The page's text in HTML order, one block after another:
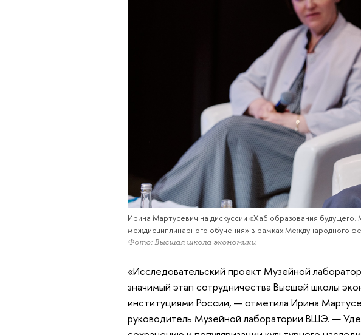
Ирина Мартусевич на дискуссии «Хаб образования будущего.
междисциплинарного обучения» в рамках Международного
Фото: Высшая школа экономики
«Исследовательский проект Музейной
значимый этап сотрудничества Высшей школы
институциями России, — отметила Ирина
руководитель Музейной лаборатории ВШЭ. —